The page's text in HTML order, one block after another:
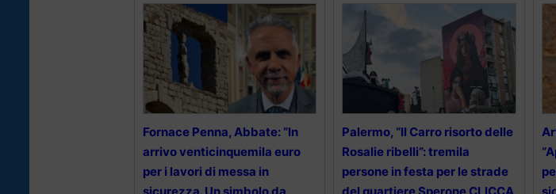
Fornace Penna, Abbate: “In
arrivo venticinquemila euro
per i lavori di messa in
sicurezza. Un simbolo da
Palermo, “Il Carro risorto delle
Rosalie ribelli”: tremila
persone in festa per le strade
del quartiere Sperone CLICCA